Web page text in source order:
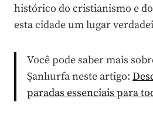
histórico do cristianismo e
esta cidade um lugar
Você pode saber mais
Şanlıurfa neste artigo:
paradas essenciais para